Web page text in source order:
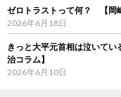
ゼロトラストって何？ 【岡
2026年6月18日
きっと大平元首相は泣いて
治コラム】
2026年6月10日